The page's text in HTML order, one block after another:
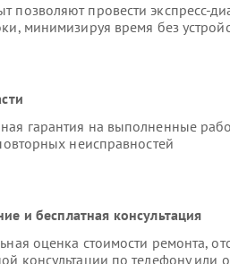
провести экспресс-
минимизируя время без
гарантия на выполненные
неисправностей
и бесплатная консультация
оценка стоимости ремонта,
консультации по телефону или